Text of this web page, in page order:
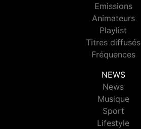
Emissions
Animateurs
Playlist
Titres diffusés
Fréquences
NEWS
News
Musique
Sport
Lifestyle